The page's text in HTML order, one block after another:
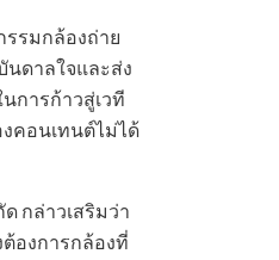
รมกล้องถ่าย
นดาลใจและส่ง
การก้าวสู่เวที
คอนเทนต์ไม่ได้
กล่าวเสริมว่า
องการกล้องที่